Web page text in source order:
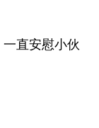
直安慰小伙